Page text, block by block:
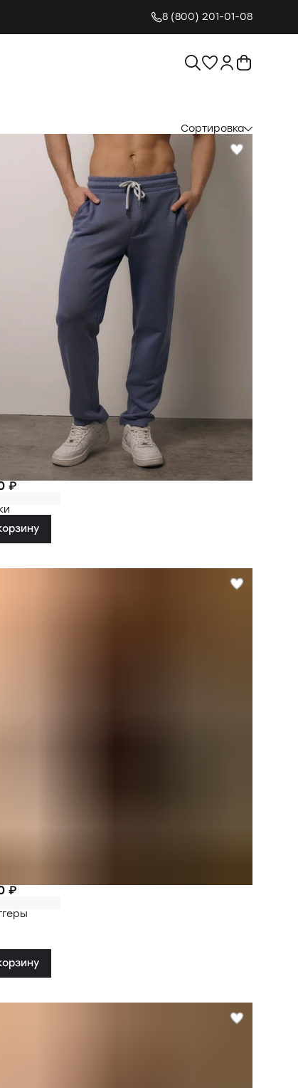
8 (800) 201-01-08
Сортировка
₽
₽